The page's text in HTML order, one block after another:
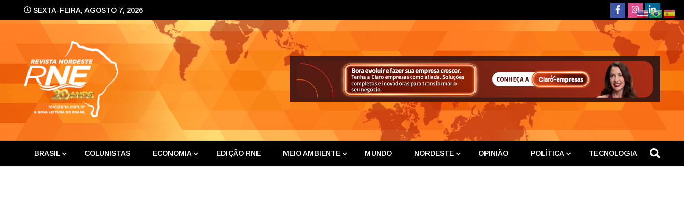
SEXTA-FEIRA, AGOSTO 7, 2026
Revista Nordeste
A nova leitura do Brasil
BRASIL COLUNISTAS ECONOMIA EDIÇÃO RNE MEIO AMBIENTE MUNDO NORDESTE OPINIÃO POLÍTICA TECNOLOGIA